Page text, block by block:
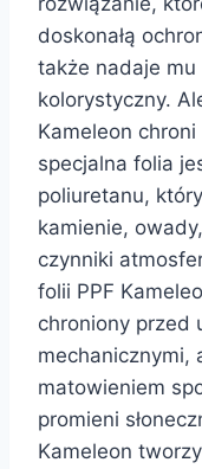
doskonałą
także nadaje
kolorystyczny.
Kameleon
specjalna folia
poliuretanu,
kamienie,
czynniki
folii PPF
chroniony przed
mechanicznymi,
matowieniem
promieni
Kameleon